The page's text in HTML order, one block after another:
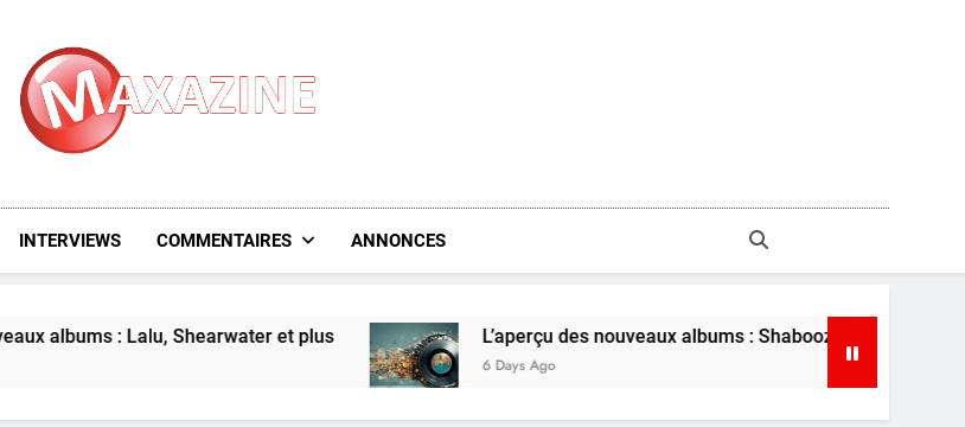
Maxazine.fr
INTERVIEWS COMMENTAIRES ANNONCES
Shearwater et plus L’aperçu des nouveaux albums : Shaboozey, Ariana Grande et plus
6 Days Ago